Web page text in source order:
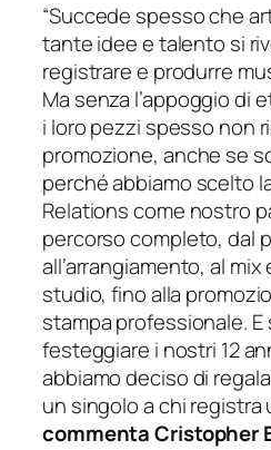
“Succede spesso che
tante idee e talento si
registrare e produrre
Ma senza l’appoggio di
i loro pezzi spesso non
promozione, anche se
perché abbiamo scelto
Relations come nostro
percorso completo, dal
all’arrangiamento, al
studio, fino alla
stampa professionale.
festeggiare i nostri 12
abbiamo deciso di
un singolo a chi registra
commenta Cristopher